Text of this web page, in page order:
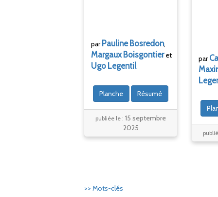
parPauline Bosredon,
Margaux Boisgontieret
Ugo Legentil
Planche Résumé
publiée le :15 septembre
2025
par
>> Mots-clés